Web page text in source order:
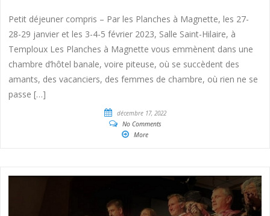
Petit déjeuner compris – Par les Planches à Magnette, les 27-
28-29 janvier et les 3-4-5 février 2023, Salle Saint-Hilaire, à
Temploux Les Planches à Magnette vous emmènent dans une
chambre d’hôtel banale, voire piteuse, où se succèdent des
amants, des vacanciers, des femmes de chambre, où rien ne se
passe […]
décembre 17, 2022
No Comments
More